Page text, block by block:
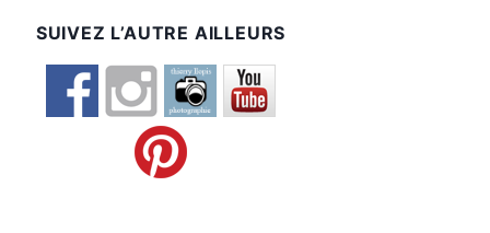
SUIVEZ L’AUTRE AILLEURS